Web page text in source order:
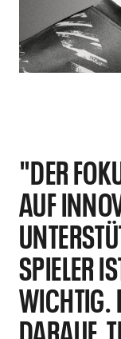
"DER
AUF
SPIELER
WICHTIG.
DARAUF,